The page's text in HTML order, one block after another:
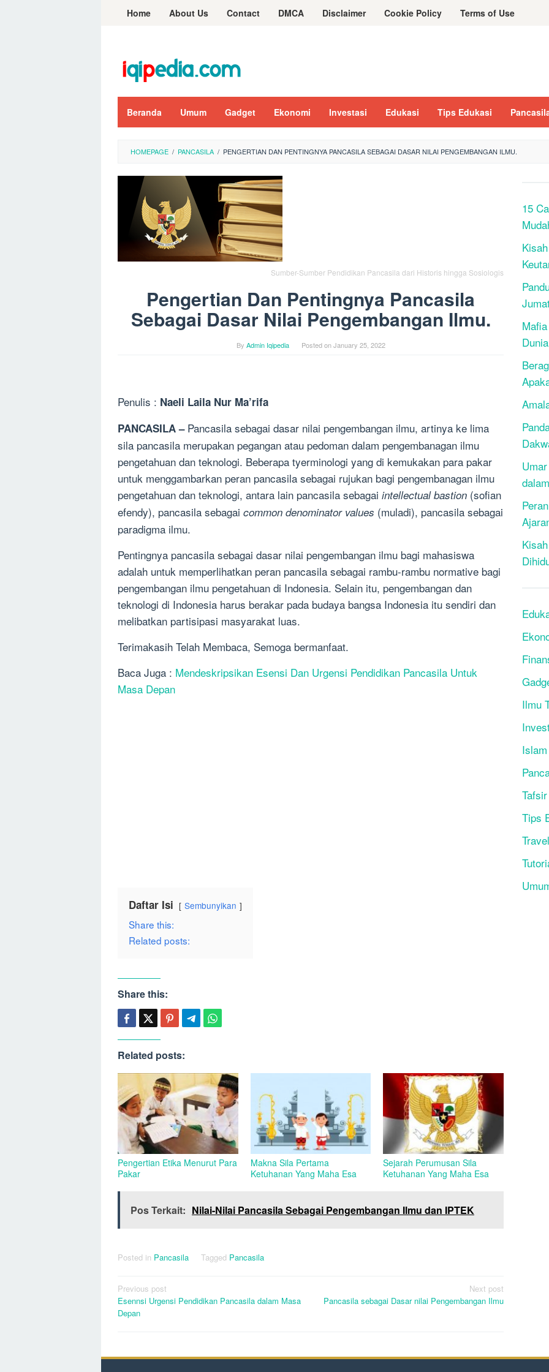
Home About Us Contact DMCA Disclaimer Cookie Policy Terms of Use
Beranda Umum Gadget Ekonomi Investasi Edukasi Tips Edukasi
HOMEPAGE / PANCASILA / PENGERTIAN DAN PENTINGNYA PANCASILA SEBAGAI DASAR NILAI PENGEMBANGAN ILMU.
Sumber-Sumber Pendidikan Pancasila dari Historis hingga Sosiologis
Pengertian Dan Pentingnya Pancasila
Sebagai Dasar Nilai Pengembangan Ilmu.
By Admin Iqipedia Posted onJanuary 25, 2022
Penulis : Naeli Laila Nur Ma’rifa
PANCASILA –Pancasila sebagai dasar nilai pengembangan ilmu, artinya ke lima
sila pancasila merupakan pegangan atau pedoman dalam pengembanagan ilmu
pengetahuan dan teknologi. Beberapa tyerminologi yang di kemukakan para pakar
untuk menggambarkan peran pancasila sebagai rujukan bagi pengembanagan ilmu
pengetahuan dan teknologi, antara lain pancasila sebagai intellectual bastion (sofian
efendy), pancasila sebagai common denominator values (muladi), pancasila sebagai
paradigma ilmu.
Pentingnya pancasila sebagai dasar nilai pengembangan ilmu bagi mahasiswa
adalah untuk memperlihatkan peran pancasila sebagai rambu-rambu normative bagi
pengembangan ilmu pengetahuan di Indonesia. Selain itu, pengembangan dan
teknologi di Indonesia harus berakar pada budaya bangsa Indonesia itu sendiri dan
melibatkan partisipasi masyarakat luas.
Terimakasih Telah Membaca, Semoga bermanfaat.
Baca Juga : Mendeskripsikan Esensi Dan Urgensi Pendidikan Pancasila Untuk
Masa Depan
Daftar Isi Sembunyikan
Share this:
Related posts:
Share this:
Related posts:
Pengertian Etika Menurut Para
Pakar
Makna Sila Pertama
Ketuhanan Yang Maha Esa
Sejarah Perumusan Sila
Ketuhanan Yang Maha Esa
Pos Terkait: Nilai-Nilai Pancasila Sebagai Pengembangan Ilmu dan IPTEK
Posted in Pancasila Tagged Pancasila
Post
navigation
Previous post
Esennsi Urgensi Pendidikan Pancasila dalam Masa
Depan
Next post
Pancasila sebagai Dasar nilai Pengembangan Ilmu
15
Ilmu
Tafsir
Tips